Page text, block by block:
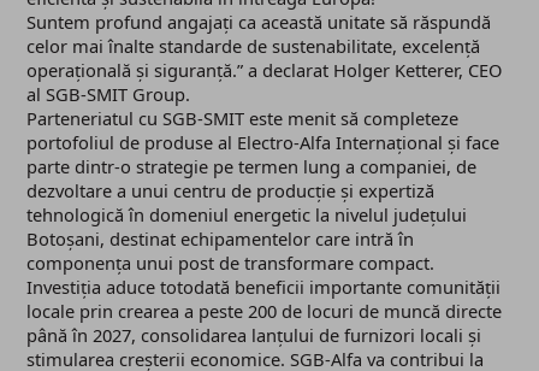
Suntem profund angajați ca această unitate să răspundă
celor mai înalte standarde de sustenabilitate, excelență
operațională și siguranță.” a declarat Holger Ketterer, CEO
al SGB-SMIT Group.
Parteneriatul cu SGB-SMIT este menit să completeze
portofoliul de produse al Electro-Alfa Internațional și face
parte dintr-o strategie pe termen lung a companiei, de
dezvoltare a unui centru de producție și expertiză
tehnologică în domeniul energetic la nivelul județului
Botoșani, destinat echipamentelor care intră în
componența unui post de transformare compact.
Investiția aduce totodată beneficii importante comunității
locale prin crearea a peste 200 de locuri de muncă directe
până în 2027, consolidarea lanțului de furnizori locali și
stimularea creșterii economice. SGB-Alfa va contribui la